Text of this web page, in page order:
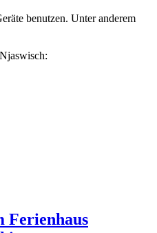
benutzen. Unter anderem
Ferienhaus